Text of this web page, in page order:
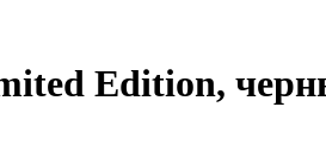
Edition,